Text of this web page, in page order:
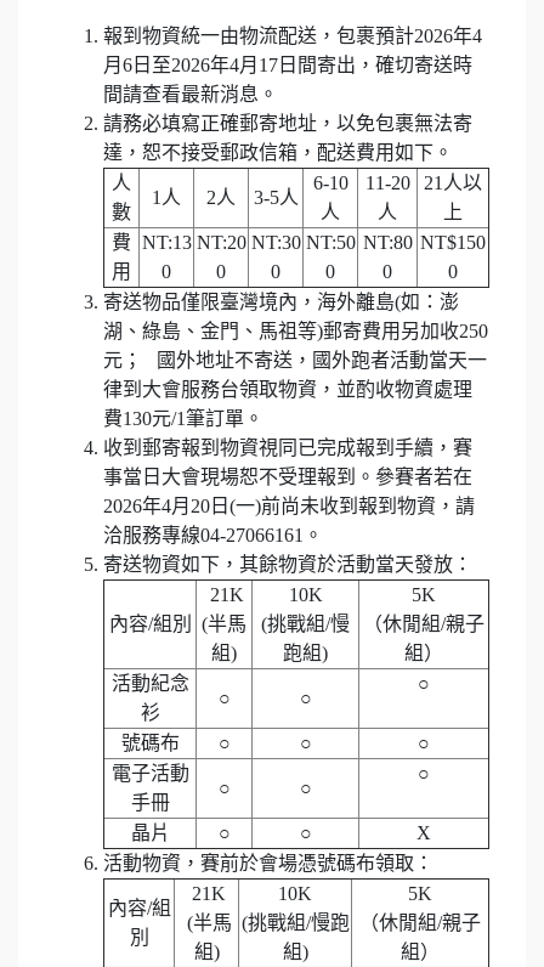
報到物資統一由物流配送，包裹預計2026年4
月6日至2026年4月17日間寄出，確切寄送時
間請查看最新消息。
請務必填寫正確郵寄地址，以免包裹無法寄
達，恕不接受郵政信箱，配送費用如下。
人
數
1人 2人 3-5人
6-10
人
11-20
人
21人以
上
費
用
NT:13
0
NT:20
0
NT:30
0
NT:50
0
NT:80
0
NT$150
0
寄送物品僅限臺灣境內，海外離島(如：澎
湖、綠島、金門、馬祖等)郵寄費用另加收250
元； 國外地址不寄送，國外跑者活動當天一
律到大會服務台領取物資，並酌收物資處理
費130元/1筆訂單。
收到郵寄報到物資視同已完成報到手續，賽
事當日大會現場恕不受理報到。參賽者若在
2026年4月20日(一)前尚未收到報到物資，請
洽服務專線04-27066161。
寄送物資如下，其餘物資於活動當天發放：
內容/組別
21K
(半馬
組)
10K
(挑戰組/慢
跑組)
5K
（休閒組/親子
組）
活動紀念
衫
○ ○
○
號碼布 ○ ○
○
電子活動
手冊
○ ○
○
晶片 ○ ○
X
活動物資，賽前於會場憑號碼布領取：
內容/組
別
21K
(半馬
組)
10K
(挑戰組/慢跑
組)
5K
（休閒組/親子
組）